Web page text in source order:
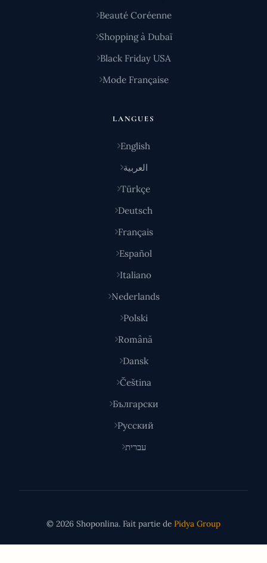
Beauté Coréenne
Shopping à Dubaï
Black Friday USA
Mode Française
LANGUES
English
العربية
Türkçe
Deutsch
Français
Español
Italiano
Nederlands
Polski
Română
Dansk
Čeština
Български
Русский
עברית
© 2026 Shoponlina. Fait partie de Pidya Group